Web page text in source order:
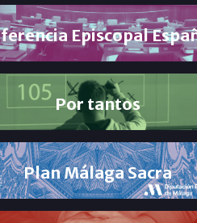
Episcopal
Por tantos
Plan Málaga Sacra